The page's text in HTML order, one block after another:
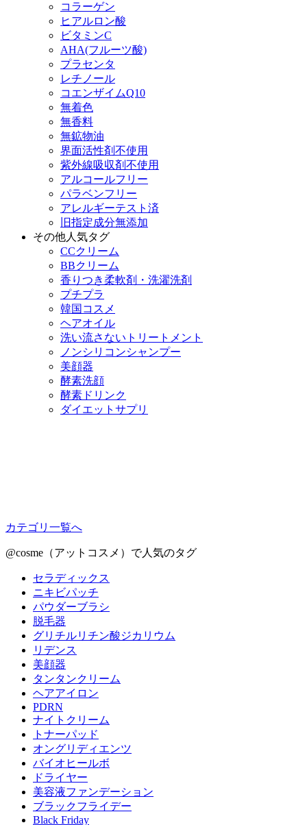
コラーゲン
ヒアルロン酸
ビタミンC
AHA(フルーツ酸)
プラセンタ
レチノール
コエンザイムQ10
無着色
無香料
無鉱物油
界面活性剤不使用
紫外線吸収剤不使用
アルコールフリー
パラベンフリー
アレルギーテスト済
旧指定成分無添加
その他人気タグ
CCクリーム
BBクリーム
香りつき柔軟剤・洗濯洗剤
プチプラ
韓国コスメ
ヘアオイル
洗い流さないトリートメント
ノンシリコンシャンプー
美顔器
酵素洗顔
酵素ドリンク
ダイエットサプリ
カテゴリ一覧へ
@cosme（アットコスメ）で人気のタグ
セラディックス
ニキビパッチ
パウダーブラシ
脱毛器
グリチルリチン酸ジカリウム
リデンス
美顔器
タンタンクリーム
ヘアアイロン
PDRN
ナイトクリーム
トナーパッド
オングリディエンツ
バイオヒールボ
ドライヤー
美容液ファンデーション
ブラックフライデー
Black Friday